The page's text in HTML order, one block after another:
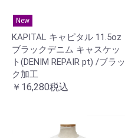
New
KAPITAL キャピタル 11.5oz
ブラックデニム キャスケッ
ト(DENIM REPAIR pt) /ブラッ
ク加工
￥16,280税込